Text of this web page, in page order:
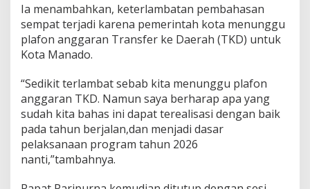
Ia menambahkan, keterlambatan pembahasan
sempat terjadi karena pemerintah kota menunggu
plafon anggaran Transfer ke Daerah (TKD) untuk
Kota Manado.
“Sedikit terlambat sebab kita menunggu plafon
anggaran TKD. Namun saya berharap apa yang
sudah kita bahas ini dapat terealisasi dengan baik
pada tahun berjalan,dan menjadi dasar
pelaksanaan program tahun 2026
nanti,”tambahnya.